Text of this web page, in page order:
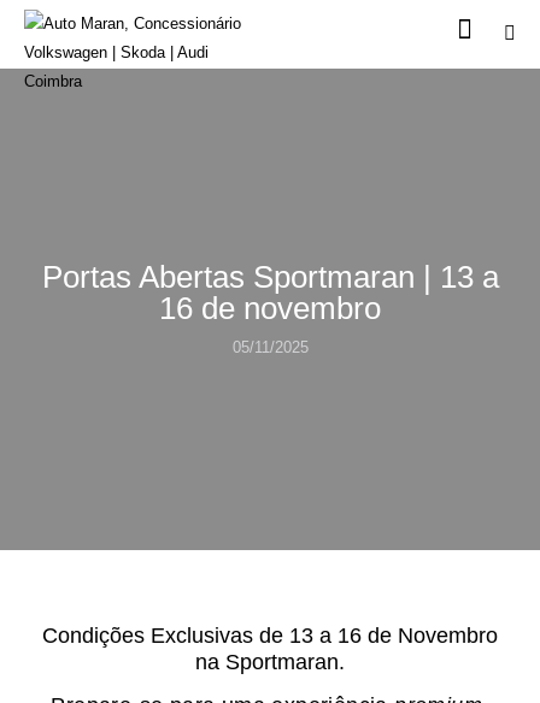
Portas Abertas Sportmaran | 13 a
16 de novembro
05/11/2025
Condições Exclusivas de 13 a 16 de Novembro
na Sportmaran.